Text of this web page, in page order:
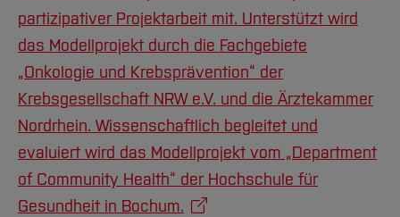
Arbeiten im FB G
Forschung und Projekte
International
Team
Service
Studiengänge
Studieninteressierte
Aktuelles
Studium
Fachgruppen
Forschung und Entwicklung
International
Team
Service
Amtliche Bekanntmachungen
Notfall-Infos
BO Shop
Familiengerechte Hochschule
Gleichstellung
Diskriminierungsfreie Hochschule
Vertretungen
Wahlen
Hochschulbibliothek
Hochschulkommunikation
International Office
Medienzentrum
qed-Stiftung
Zentrale Studienberatung
partizipativer Projektarbeit mit. Unterstützt wird
das Modellprojekt durch die Fachgebiete
„Onkologie und Krebsprävention“ der
Krebsgesellschaft NRW e.V. und die Ärztekammer
Nordrhein. Wissenschaftlich begleitet und
evaluiert wird das Modellprojekt vom „Department
of Community Health“ der Hochschule für
Gesundheit in Bochum.